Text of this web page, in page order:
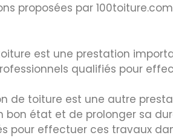
proposées par
est une prestation
qualifiés pour
de toiture est une autre
bon état et de prolonger sa
pour effectuer ces travaux